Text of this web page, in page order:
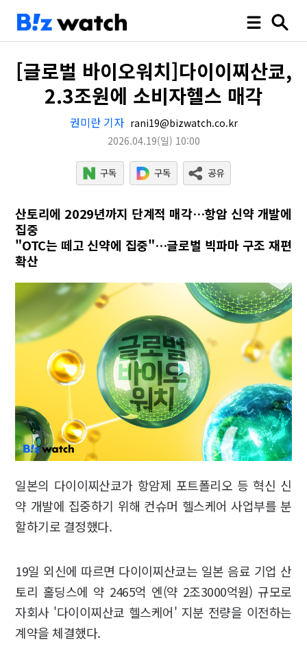
[글로벌 바이오워치]다이이찌산쿄,
2.3조원에 소비자헬스 매각
권미란 기자 rani19@bizwatch.co.kr
2026.04.19(일) 10:00
산토리에 2029년까지 단계적 매각…항암 신약 개발에
집중
"OTC는 떼고 신약에 집중"…글로벌 빅파마 구조 재편
확산
일본의 다이이찌산쿄가 항암제 포트폴리오 등 혁신 신
약 개발에 집중하기 위해 컨슈머 헬스케어 사업부를 분
할하기로 결정했다.
19일 외신에 따르면 다이이찌산쿄는 일본 음료 기업 산
토리 홀딩스에 약 2465억 엔(약 2조3000억원) 규모로
자회사 '다이이찌산쿄 헬스케어' 지분 전량을 이전하는
계약을 체결했다.